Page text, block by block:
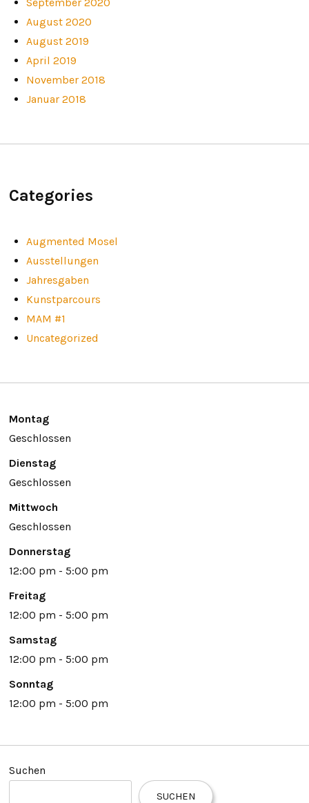
August 2020
August 2019
April 2019
November 2018
Januar 2018
Categories
Augmented Mosel
Ausstellungen
Jahresgaben
Kunstparcours
MAM #1
Uncategorized
Montag
Geschlossen
Dienstag
Geschlossen
Mittwoch
Geschlossen
Donnerstag
12:00 pm - 5:00 pm
Freitag
12:00 pm - 5:00 pm
Samstag
12:00 pm - 5:00 pm
Sonntag
12:00 pm - 5:00 pm
Suchen
SUCHEN